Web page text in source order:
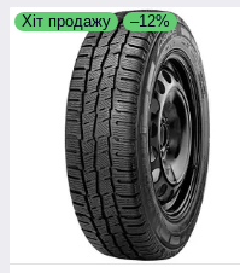
Хіт продажу –12%